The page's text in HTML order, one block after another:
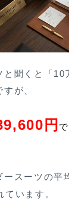
と聞くと「10
が、
円 で
ースーツの平
ています。